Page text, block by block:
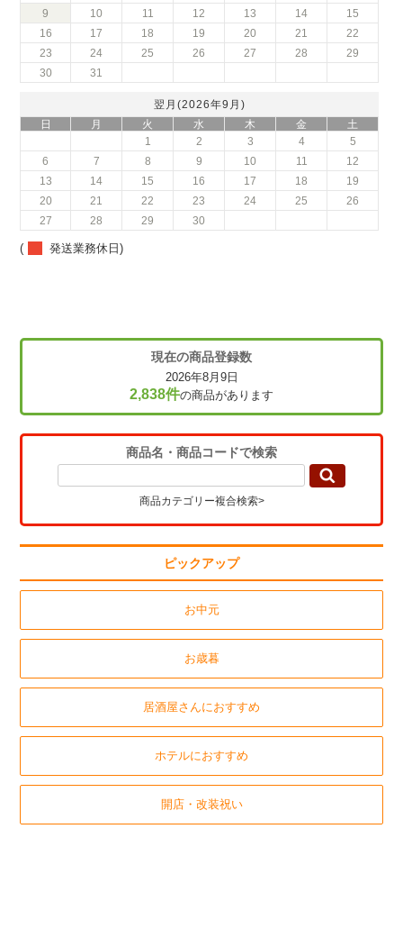
9
10 11 12 13 14
15
16
17 18 19 20 21
22
23
24 25 26 27 28
29
30
31
翌月(2026年9月)
日
月 火 水 木 金
土
1
2 3 4
5
6
7 8 9 10 11
12
13
14 15 16 17 18
19
20
21 22 23 24 25
26
27
28 29 30
( 発送業務休日)
現在の商品登録数
2026年8月9日
2,838件の商品があります
商品名・商品コードで検索
商品カテゴリー複合検索>
ピックアップ
お中元
お歳暮
居酒屋さんにおすすめ
ホテルにおすすめ
開店・改装祝い